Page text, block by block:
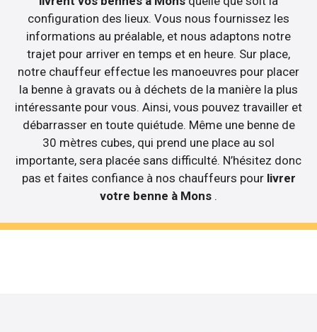
configuration des lieux. Vous nous fournissez les
informations au préalable, et nous adaptons notre
trajet pour arriver en temps et en heure. Sur place,
notre chauffeur effectue les manoeuvres pour placer
la benne à gravats ou à déchets de la manière la plus
intéressante pour vous. Ainsi, vous pouvez travailler et
débarrasser en toute quiétude. Même une benne de
30 mètres cubes, qui prend une place au sol
importante, sera placée sans difficulté. N’hésitez donc
pas et faites confiance à nos chauffeurs pour livrer
votre benne à Mons .